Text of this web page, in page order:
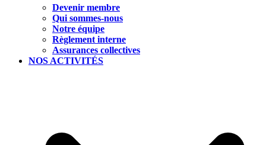
Devenir membre
Qui sommes-nous
Notre équipe
Règlement interne
Assurances collectives
NOS ACTIVITÉS